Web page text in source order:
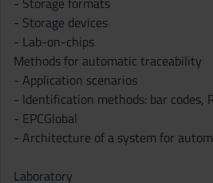
- Storage devices
- Lab-on-chips
Methods for automatic traceability
- Application scenarios
- Identification methods: bar codes,
- EPCGlobal
- Architecture of a system for
Laboratory